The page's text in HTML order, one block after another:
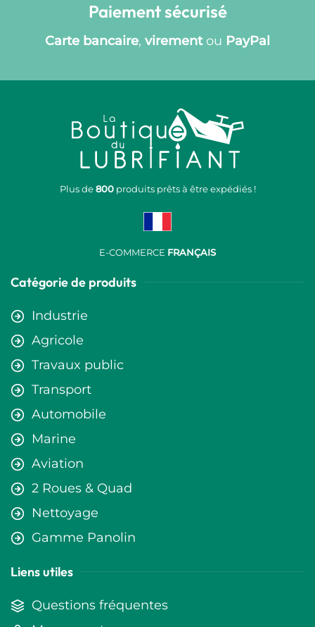
Paiement sécurisé
Carte bancaire, virementou PayPal
Plus de800produits prêts à être expédiés !
E-COMMERCE FRANÇAIS
Catégorie de produits
Industrie
Agricole
Travaux public
Transport
Automobile
Marine
Aviation
2 Roues & Quad
Nettoyage
Gamme Panolin
Liens utiles
Questions fréquentes